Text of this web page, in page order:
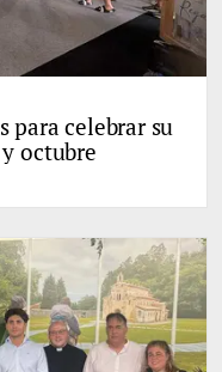
para celebrar su
octubre